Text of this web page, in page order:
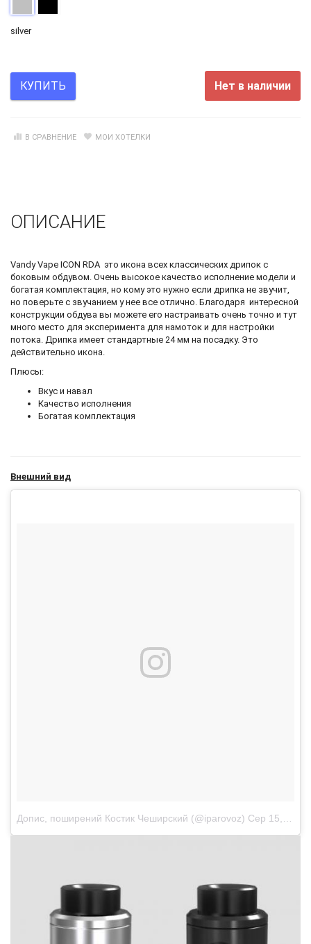
silver
КУПИТЬ Нет в наличии
В СРАВНЕНИЕ МОИ ХОТЕЛКИ
ОПИСАНИЕ
Vandy Vape ICON RDA это икона всех классических дрипок с
боковым обдувом. Очень высокое качество исполнение модели и
богатая комплектация, но кому это нужно если дрипка не звучит,
но поверьте с звучанием у нее все отлично. Благодаря интересной
конструкции обдува вы можете его настраивать очень точно и тут
много место для эксперимента для намоток и для настройки
потока. Дрипка имеет стандартные 24 мм на посадку. Это
действительно икона.
Плюсы:
Вкус и навал
Качество исполнения
Богатая комплектация
Внешний вид
Допис, поширений Костик Чеширский (@iparovoz) Сер 15, 2017 о 7:57 PDT